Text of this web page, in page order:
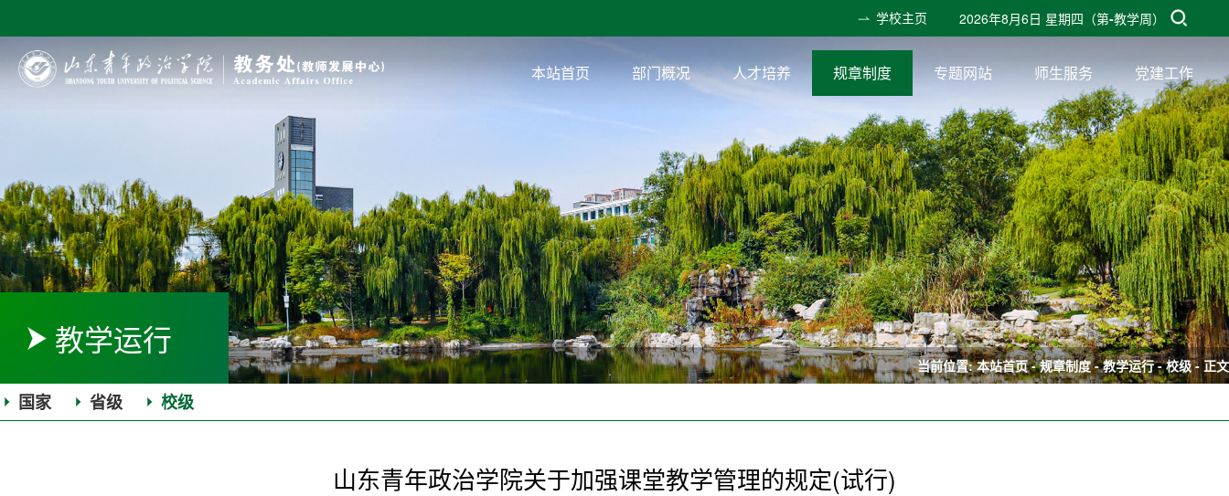
学校主页 2026年8月6日 星期四 （第-教学周）
本站首页 部门概况 人才培养 规章制度 专题网站 师生服务 党建工作
教学运行
当前位置:本站首页-规章制度-教学运行-校级- 正文
国家 省级 校级
山东青年政治学院关于加强课堂教学管理的规定(试行)